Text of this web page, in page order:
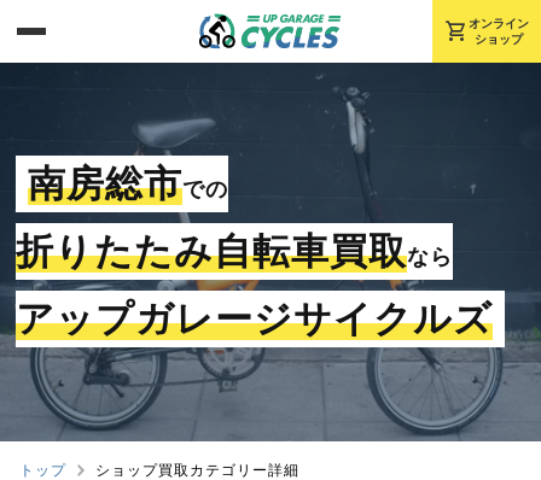
shopping_cart オンライン
ショップ
南房総市での
折りたたみ自転車買取なら
アップガレージサイクルズ
トップ ショップ買取カテゴリー詳細